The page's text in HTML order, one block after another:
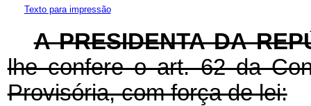
Texto para impressão
A PRESIDENTA DA
lhe confere o art. 62 da
Provisória, com força de lei: